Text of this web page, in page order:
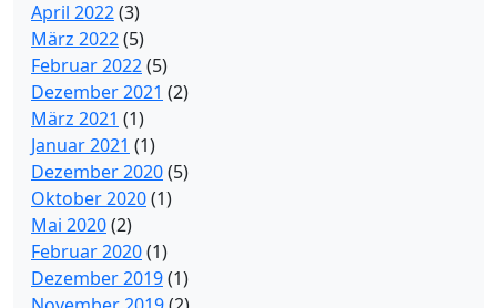
April 2022(3)
März 2022(5)
Februar 2022(5)
Dezember 2021 (2)
März 2021 (1)
Januar 2021 (1)
Dezember 2020(5)
Oktober 2020(1)
Mai 2020(2)
Februar 2020(1)
Dezember 2019(1)